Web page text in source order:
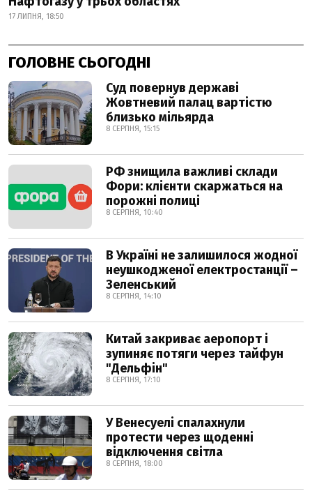
17 ЛИПНЯ, 18:50
ГОЛОВНЕ СЬОГОДНІ
Суд повернув державі
Жовтневий палац вартістю
близько мільярда
8 СЕРПНЯ, 15:15
РФ знищила важливі склади
Фори: клієнти скаржаться на
порожні полиці
8 СЕРПНЯ, 10:40
В Україні не залишилося жодної
неушкодженої електростанції –
Зеленський
8 СЕРПНЯ, 14:10
Китай закриває аеропорт і
зупиняє потяги через тайфун
"Дельфін"
8 СЕРПНЯ, 17:10
У Венесуелі спалахнули
протести через щоденні
відключення світла
8 СЕРПНЯ, 18:00